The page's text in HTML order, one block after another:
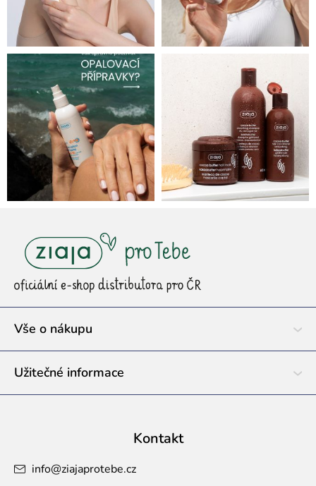
t
Vše o nákupu
Užitečné informace
Kontakt
info@ziajaprotebe.cz